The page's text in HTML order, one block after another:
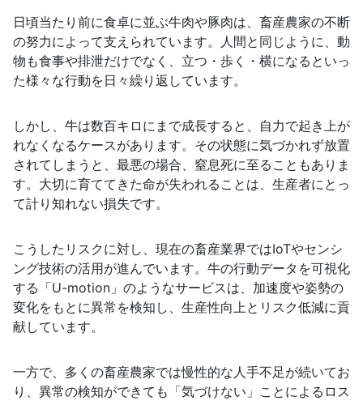
日頃当たり前に食卓に並ぶ牛肉や豚肉は、畜産農家の不断
の努力によって支えられています。人間と同じように、動
物も食事や排泄だけでなく、立つ・歩く・横になるといっ
た様々な行動を日々繰り返しています。
しかし、牛は数百キロにまで成長すると、自力で起き上が
れなくなるケースがあります。その状態に気づかれず放置
されてしまうと、最悪の場合、窒息死に至ることもありま
す。大切に育ててきた命が失われることは、生産者にとっ
て計り知れない損失です。
こうしたリスクに対し、現在の畜産業界ではIoTやセンシ
ング技術の活用が進んでいます。牛の行動データを可視化
する「U-motion」のようなサービスは、加速度や姿勢の
変化をもとに異常を検知し、生産性向上とリスク低減に貢
献しています。
一方で、多くの畜産農家では慢性的な人手不足が続いてお
り、異常の検知ができても「気づけない」ことによるロス